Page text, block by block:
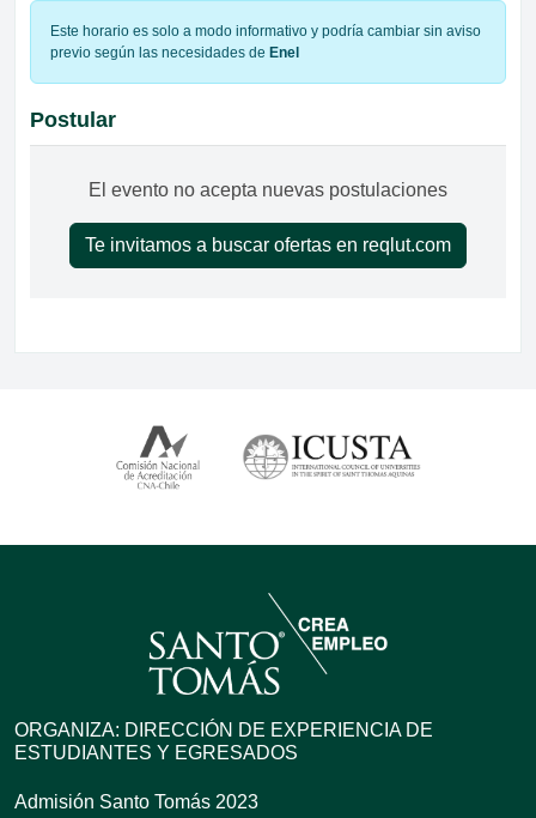
Este horario es solo a modo informativo y podría cambiar sin aviso
previo según las necesidades de Enel
Postular
El evento no acepta nuevas postulaciones
Te invitamos a buscar ofertas en reqlut.com
ORGANIZA: DIRECCIÓN DE EXPERIENCIA DE
ESTUDIANTES Y EGRESADOS
Admisión Santo Tomás 2023